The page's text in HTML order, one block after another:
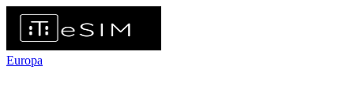
Europa